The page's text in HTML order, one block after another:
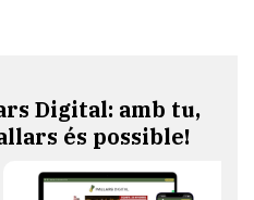
Digital: amb tu,
és possible!